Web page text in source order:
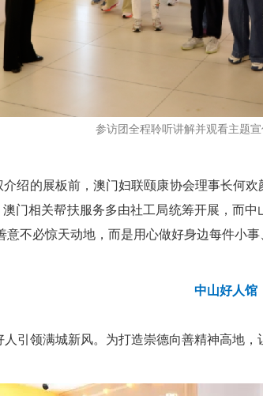
参访团全程聆听讲解并观看主题
介绍的展板前，澳门妇联颐康协会理事长何
门相关帮扶服务多由社工局统筹开展，而
意不必惊天动地，而是用心做好身边每件小
中山好人馆
引领满城新风。为打造崇德向善精神高地